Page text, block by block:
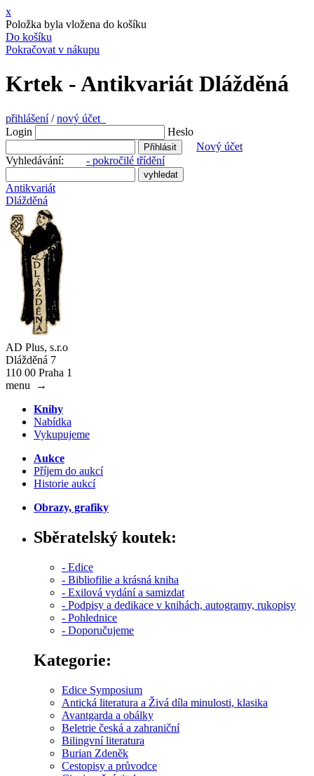
x
Položka byla vložena do košíku
Do košíku
Pokračovat v nákupu
Krtek - Antikvariát Dlážděná
přihlášení/nový účet
Login
Heslo
Nový účet
Vyhledávání: - pokročilé třídění
Antikvariát
Dlážděná
AD Plus, s.r.o
Dlážděná 7
110 00 Praha 1
menu
→
Knihy
Nabídka
Vykupujeme
Aukce
Příjem do aukcí
Historie aukcí
Obrazy, grafiky
Sběratelský koutek:
- Edice
- Bibliofilie a krásná kniha
- Exilová vydání a samizdat
- Podpisy a dedikace v knihách, autogramy, rukopisy
- Pohlednice
- Doporučujeme
Kategorie:
Edice Symposium
Antická literatura a Živá díla minulosti, klasika
Avantgarda a obálky
Beletrie česká a zahraniční
Bilingvní literatura
Burian Zdeněk
Cestopisy a průvodce